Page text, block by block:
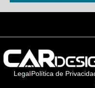
LegalPolítica de